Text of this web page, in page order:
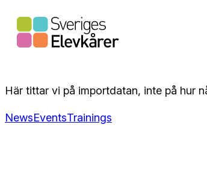
innehåll
Här tittar vi på importdatan, inte på hur
NewsEventsTrainings